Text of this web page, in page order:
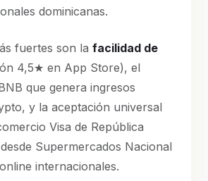
dominicanas.
fuertes son la facilidad de
4,5★ en App Store), el
que genera ingresos
y la aceptación universal
Visa de República
Supermercados Nacional
internacionales.